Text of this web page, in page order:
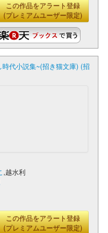
この作品をアラート登録
(プレミアムユーザー限定)
代小説集~(招き猫文庫) (招
,越水利
この作品をアラート登録
(プレミアムユーザー限定)